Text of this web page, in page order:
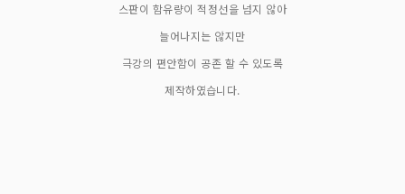
스판이 함유량이 적정선을 넘지 않아
늘어나지는 않지만
극강의 편안함이 공존 할 수 있도록
제작하였습니다.